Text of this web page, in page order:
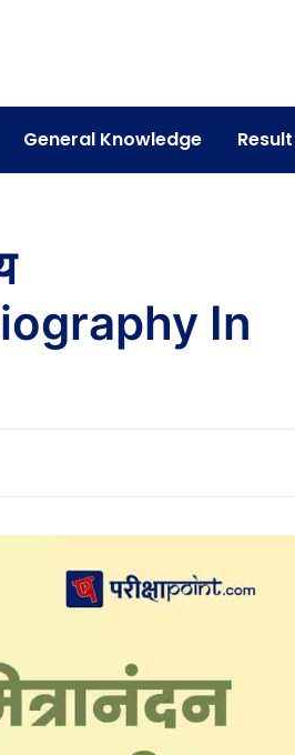
General Knowledge Result
In